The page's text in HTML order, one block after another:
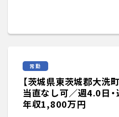
常勤
【茨城県東茨城郡大
当直なし可／週4.0日・
年収1,800万円